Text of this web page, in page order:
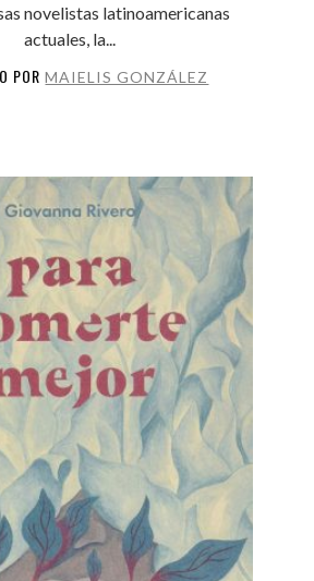
novelistas latinoamericanas
actuales, la...
PORMAIELIS GONZÁLEZ